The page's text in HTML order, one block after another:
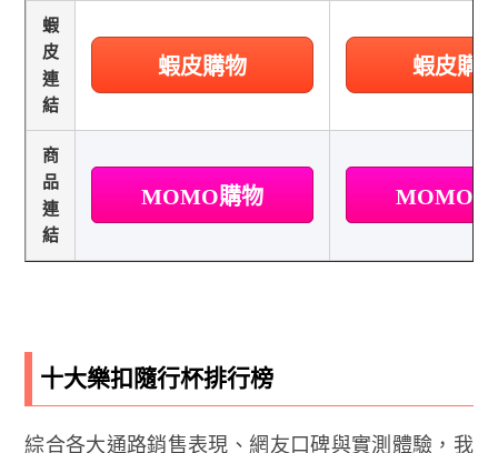
蝦
皮
連
結
蝦皮購物 蝦皮購
商
品
連
結
MOMO購物 MOMO
十大樂扣隨行杯排行榜
綜合各大通路銷售表現、網友口碑與實測體驗，我